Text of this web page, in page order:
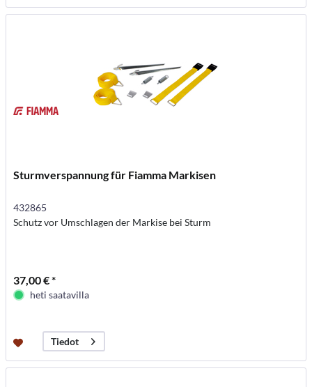
Sturmverspannung für Fiamma Markisen
432865
Schutz vor Umschlagen der Markise bei Sturm
37,00 € *
heti saatavilla
Tiedot